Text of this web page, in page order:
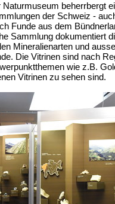
Naturmuseum beherrbergt
der Schweiz -
Funde aus dem
Sammlung dokumentiert
Mineralienarten und
Die Vitrinen sind nach
wie z.B.
Vitrinen zu sehen sind.